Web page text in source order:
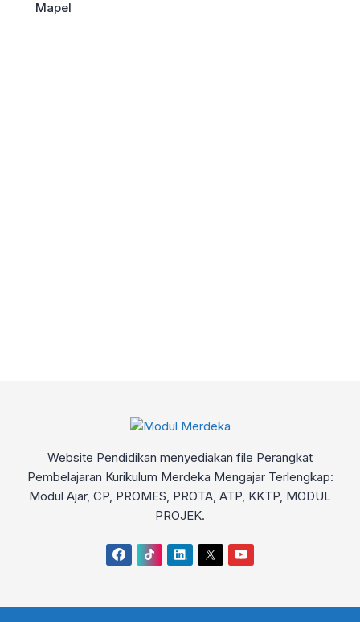
Website Pendidikan menyediakan file Perangkat
Pembelajaran Kurikulum Merdeka Mengajar Terlengkap:
Modul Ajar, CP, PROMES, PROTA, ATP, KKTP, MODUL
PROJEK.